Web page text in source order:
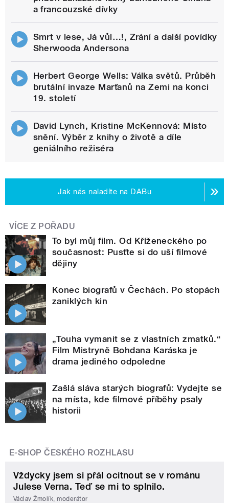
a francouzské dívky
Smrt v lese, Já vůl…!, Zrání a další povídky
Sherwooda Andersona
Herbert George Wells: Válka světů. Průběh
brutální invaze Marťanů na Zemi na konci
19. století
David Lynch, Kristine McKennová: Místo
snění. Výběr z knihy o životě a díle
geniálního režiséra
Jak nás naladíte na DABu
VÍCE Z POŘADU
To byl můj film. Od Kříženeckého po
současnost: Pusťte si do uší filmové
dějiny
Konec biografů v Čechách. Po stopách
zaniklých kin
„Touha vymanit se z vlastních zmatků.“
Film Mistryně Bohdana Karáska je
drama jediného odpoledne
Zašlá sláva starých biografů: Vydejte se
na místa, kde filmové příběhy psaly
historii
E-SHOP ČESKÉHO ROZHLASU
Vždycky jsem si přál ocitnout se v románu
Julese Verna. Teď se mi to splnilo.
Václav Žmolík, moderátor